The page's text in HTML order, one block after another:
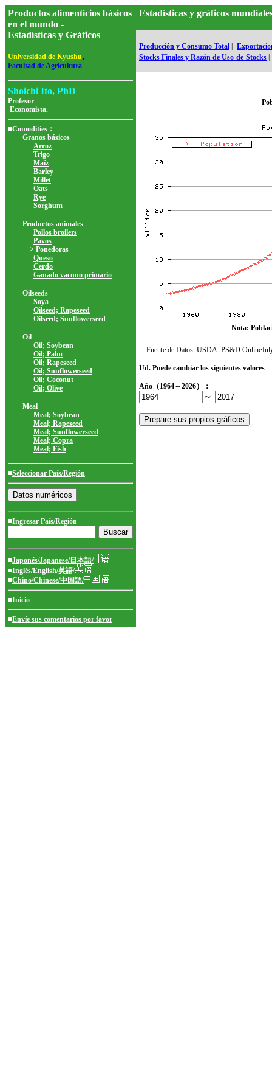
Productos alimenticios básicos
en el mundo -
Estadísticas y Gráficos
Universidad de Kyushu,
Facultad de Agricultura
Shoichi Ito, PhD
Profesor
Economista.
■Comodities：
Granos básicos
Arroz
Trigo
Maíz
Barley
Millet
Oats
Rye
Sorghum
Productos animales
Pollos broilers
Pavos
> Ponedoras
Queso
Cerdo
Ganado vacuno primario
Oilseeds
Soya
Oilseed; Rapeseed
Oilseed; Sunflowerseed
Oil
Oil; Soybean
Oil; Palm
Oil; Rapeseed
Oil; Sunflowerseed
Oil; Coconut
Oil; Olive
Meal
Meal; Soybean
Meal; Rapeseed
Meal; Sunflowerseed
Meal; Copra
Meal; Fish
■Seleccionar País/Región
■Ingresar País/Región
■Japonés/Japanese/日本語/
■Inglés/English/英語/
■Chino/Chinese/中国語/
■Inicio
■Envíe sus comentarios por favor
Estadísticas y gráficos
Producción y Consumo Total
Stocks Finales y Razón de Uso-de-Stocks
Nota:
Fuente de Datos: USDA: PS&D Online
Ud. Puede cambiar los siguientes valores
Año（1964～2026）：
～